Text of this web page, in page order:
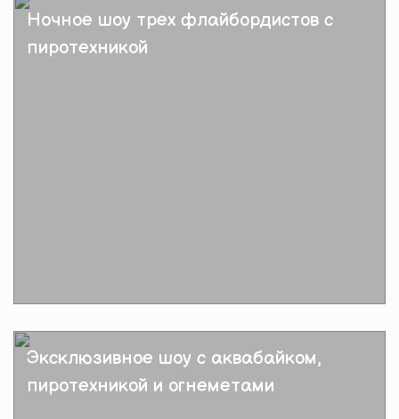
Ночное шоу трех флайбордистов с
пиротехникой
Подробнее
Эксклюзивное шоу с аквабайком,
пиротехникой и огнеметами